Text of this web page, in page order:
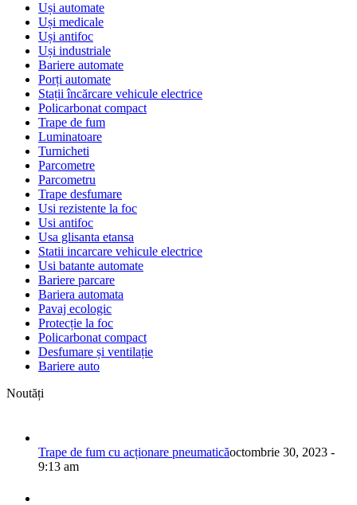
Uși automate
Uși medicale
Uși antifoc
Uși industriale
Bariere automate
Porți automate
Stații încărcare vehicule electrice
Policarbonat compact
Trape de fum
Luminatoare
Turnicheti
Parcometre
Parcometru
Trape desfumare
Usi rezistente la foc
Usi antifoc
Usa glisanta etansa
Statii incarcare vehicule electrice
Usi batante automate
Bariere parcare
Bariera automata
Pavaj ecologic
Protecție la foc
Policarbonat compact
Desfumare și ventilație
Bariere auto
Noutăți
Trape de fum cu acționare pneumaticăoctombrie 30, 2023 -
9:13 am